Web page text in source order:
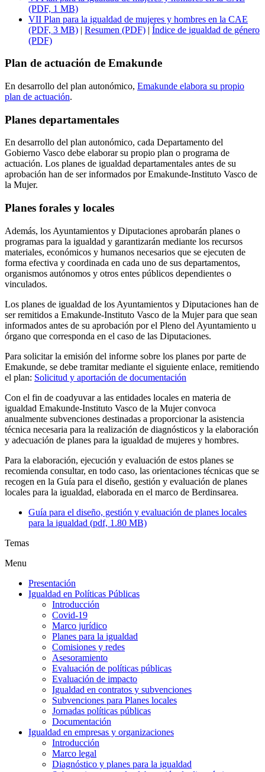
(PDF, 1 MB)
VII Plan para la igualdad de mujeres y hombres en la CAE
(PDF, 3 MB) | Resumen (PDF) | Índice de igualdad de género
(PDF)
Plan de actuación de Emakunde
En desarrollo del plan autonómico, Emakunde elabora su propio
plan de actuación.
Planes departamentales
En desarrollo del plan autonómico, cada Departamento del
Gobierno Vasco debe elaborar su propio plan o programa de
actuación. Los planes de igualdad departamentales antes de su
aprobación han de ser informados por Emakunde-Instituto Vasco de
la Mujer.
Planes forales y locales
Además, los Ayuntamientos y Diputaciones aprobarán planes o
programas para la igualdad y garantizarán mediante los recursos
materiales, económicos y humanos necesarios que se ejecuten de
forma efectiva y coordinada en cada uno de sus departamentos,
organismos autónomos y otros entes públicos dependientes o
vinculados.
Los planes de igualdad de los Ayuntamientos y Diputaciones han de
ser remitidos a Emakunde-Instituto Vasco de la Mujer para que sean
informados antes de su aprobación por el Pleno del Ayuntamiento u
órgano que corresponda en el caso de las Diputaciones.
Para solicitar la emisión del informe sobre los planes por parte de
Emakunde, se debe tramitar mediante el siguiente enlace, remitiendo
el plan: Solicitud y aportación de documentación
Con el fin de coadyuvar a las entidades locales en materia de
igualdad Emakunde-Instituto Vasco de la Mujer convoca
anualmente subvenciones destinadas a proporcionar la asistencia
técnica necesaria para la realización de diagnósticos y la elaboración
y adecuación de planes para la igualdad de mujeres y hombres.
Para la elaboración, ejecución y evaluación de estos planes se
recomienda consultar, en todo caso, las orientaciones técnicas que se
recogen en la Guía para el diseño, gestión y evaluación de planes
locales para la igualdad, elaborada en el marco de Berdinsarea.
Guía para el diseño, gestión y evaluación de planes locales
para la igualdad (pdf, 1.80 MB)
Temas
Menu
Presentación
Igualdad en Políticas Públicas
Introducción
Covid-19
Marco jurídico
Planes para la igualdad
Comisiones y redes
Asesoramiento
Evaluación de políticas públicas
Evaluación de impacto
Igualdad en contratos y subvenciones
Subvenciones para Planes locales
Jornadas políticas públicas
Documentación
Igualdad en empresas y organizaciones
Introducción
Marco legal
Diagnóstico y planes para la igualdad